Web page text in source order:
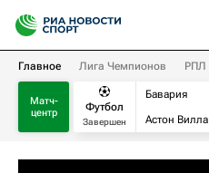
Главное Лига Чемпионов РПЛ
Матч-
центр
Футбол
Завершен
Бавария
Астон Вилла